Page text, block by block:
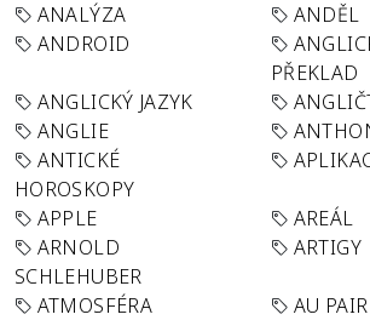
ANALÝZA
ANDĚL
ANDROID
PŘEKLAD
ANGLICKÝ JAZYK
ANGLIE
ANTICKÉ
HOROSKOPY
APPLE
AREÁL
ARNOLD
SCHLEHUBER
ARTIGY
ATMOSFÉRA
AU PAIR